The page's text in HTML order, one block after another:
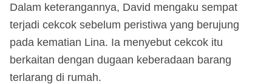
Dalam keterangannya, David mengaku sempat
terjadi cekcok sebelum peristiwa yang berujung
pada kematian Lina. Ia menyebut cekcok itu
berkaitan dengan dugaan keberadaan barang
terlarang di rumah.